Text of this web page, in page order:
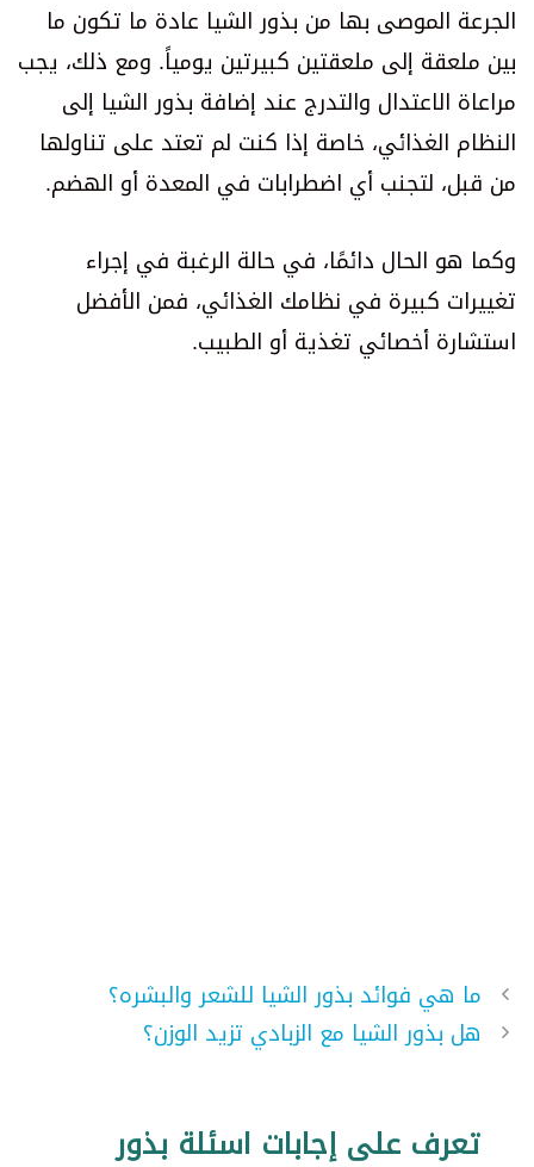
الجرعة الموصى بها من بذور الشيا عادة ما تكون ما
بين ملعقة إلى ملعقتين كبيرتين يومياً. ومع ذلك، يجب
مراعاة الاعتدال والتدرج عند إضافة بذور الشيا إلى
النظام الغذائي، خاصة إذا كنت لم تعتد على تناولها
من قبل، لتجنب أي اضطرابات في المعدة أو الهضم.
وكما هو الحال دائمًا، في حالة الرغبة في إجراء
تغييرات كبيرة في نظامك الغذائي، فمن الأفضل
استشارة أخصائي تغذية أو الطبيب.
ما هي فوائد بذور الشيا للشعر والبشره؟
هل بذور الشيا مع الزبادي تزيد الوزن؟
تعرف على إجابات اسئلة بذور